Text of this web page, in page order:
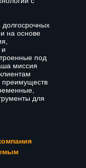
на основе
под
миссия
преимуществ
для